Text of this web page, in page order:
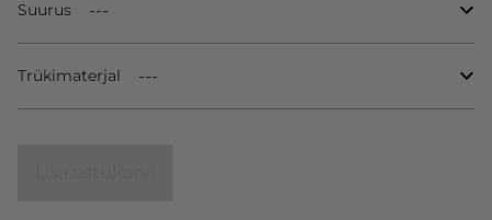
Suurus
Trükimaterjal